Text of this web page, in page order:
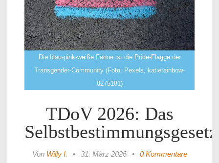
Die blau-pink-weiße Fahne ist die Pride-Flagge der
Transgender-Community (Foto: Pexels, katierainbow-
8275181)
TDoV 2026: Das
Selbstbestimmungsgesetz
Von Willy I. • 31. März 2026 • 0 Kommentare